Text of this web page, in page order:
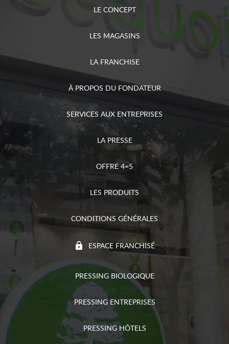
LE CONCEPT
LES MAGASINS
LA FRANCHISE
À PROPOS DU FONDATEUR
SERVICES AUX ENTREPRISES
LA PRESSE
OFFRE 4=5
LES PRODUITS
CONDITIONS GÉNÉRALES
ESPACE FRANCHISÉ
PRESSING BIOLOGIQUE
PRESSING ENTREPRISES
PRESSING HÔTELS